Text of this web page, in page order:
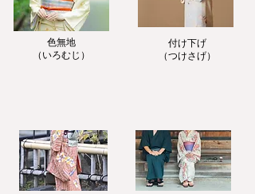
色無地
​（いろむじ）
付け下げ
​（つけさげ）